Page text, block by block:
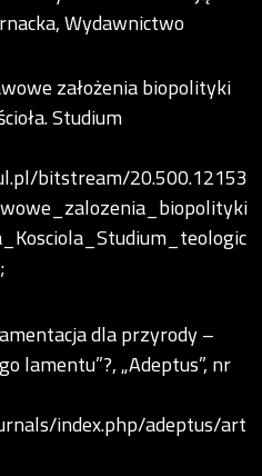
Wydawnictwo
założenia biopolityki
Studium
bitstream/20.500.12153
dla przyrody –
lamentu”?, „Adeptus”, nr
index.php/adeptus/art